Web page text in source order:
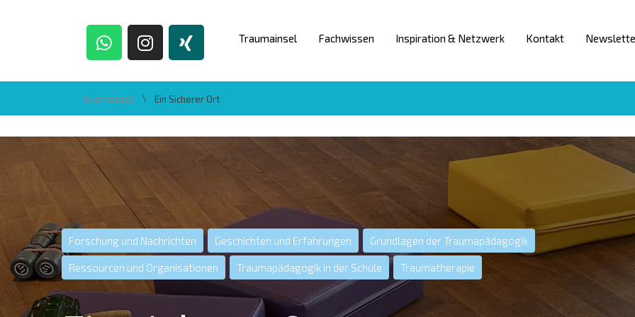
Traumainsel Fachwissen Inspiration & Netzwerk Kontakt
Traumainsel \ Ein Sicherer Ort
Forschung und Nachrichten Geschichten und Erfahrungen Grundlagen der Traumapädagogik
Ressourcen und Organisationen Traumapädagogik in der Schule Traumatherapie